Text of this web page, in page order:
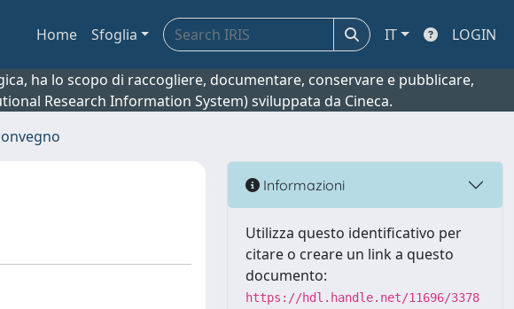
Home Sfoglia IT LOGIN
ha lo scopo di raccogliere, documentare, conservare e pubblicare,
Research Information System) sviluppata da Cineca.
Informazioni
Utilizza questo identificativo per
citare o creare un link a questo
documento:
https://hdl.handle.net/11696/3378